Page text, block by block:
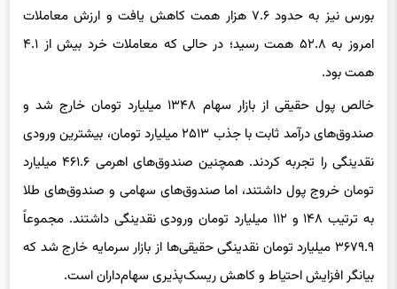
بورس نیز به حدود ۷.۶ هزار همت کاهش یافت و ارزش معاملات
امروز به ۵۲.۸ همت رسید؛ در حالی که معاملات خرد بیش از ۴.۱
همت بود.
خالص پول حقیقی از بازار سهام ۱۳۴۸ میلیارد تومان خارج شد و
صندوق‌های درآمد ثابت با جذب ۲۵۱۳ میلیارد تومان، بیشترین ورودی
نقدینگی را تجربه کردند. همچنین صندوق‌های اهرمی ۴۶۱.۶ میلیارد
تومان خروج پول داشتند، اما صندوق‌های سهامی و صندوق‌های طلا
به ترتیب ۱۴۸ و ۱۱۲ میلیارد تومان ورودی نقدینگی داشتند. مجموعاً
۳۶۷۹.۹ میلیارد تومان نقدینگی حقیقی‌ها از بازار سرمایه خارج شد که
بیانگر افزایش احتیاط و کاهش ریسک‌پذیری سهام‌داران است.